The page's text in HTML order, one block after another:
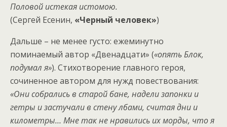
Половой истекая истомою.
(Сергей Есенин, «Черный человек»)
Дальше – не менее густо: ежеминутно
поминаемый автор «Двенадцати» («опять Блок,
подумал я»). Стихотворение главного героя,
сочиненное автором для нужд повествования:
«Они собрались в старой бане, надели запонки и
гетры и застучали в стену лбами, считая дни и
километры… Мне так не нравились их морды, что я